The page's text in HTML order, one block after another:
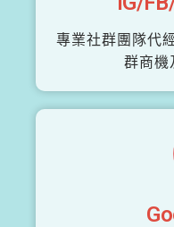
專業社群團隊代
群商機